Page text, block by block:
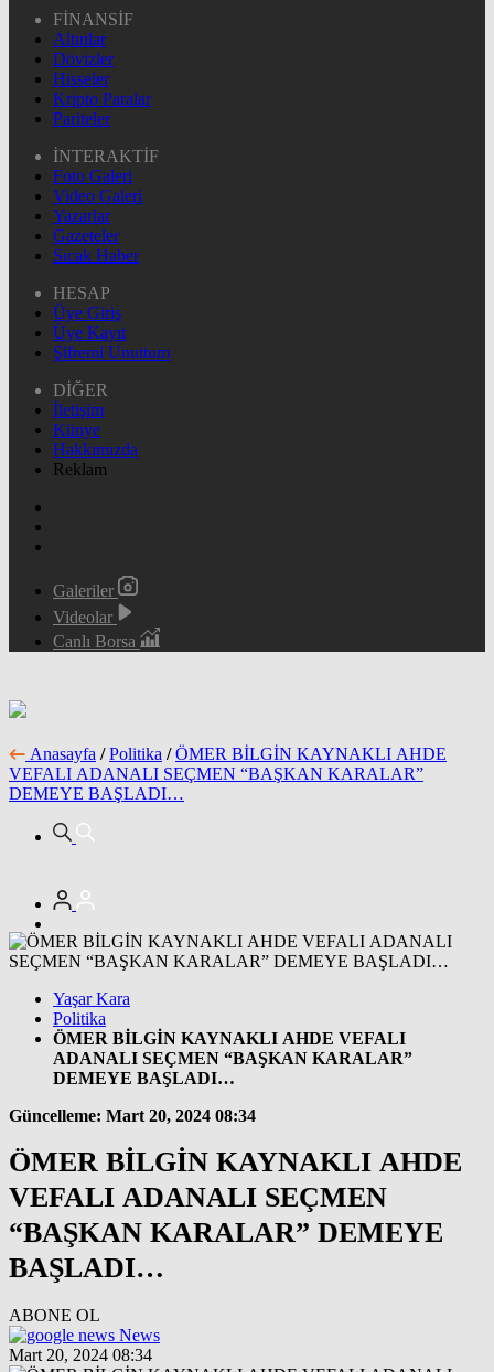
FİNANSİF
Altınlar
Dövizler
Hisseler
Kripto Paralar
Pariteler
İNTERAKTİF
Foto Galeri
Video Galeri
Yazarlar
Gazeteler
Sıcak Haber
HESAP
Üye Giriş
Üye Kayıt
Şifremi Unuttum
DİĞER
İletişim
Künye
Hakkımızda
Reklam
Galeriler
Videolar
Canlı Borsa
Anasayfa / Politika / ÖMER BİLGİN KAYNAKLI AHDE
VEFALI ADANALI SEÇMEN “BAŞKAN KARALAR”
DEMEYE BAŞLADI…
Yaşar Kara
Politika
ÖMER BİLGİN KAYNAKLI AHDE VEFALI
ADANALI SEÇMEN “BAŞKAN KARALAR”
DEMEYE BAŞLADI…
Güncelleme: Mart 20, 2024 08:34
ÖMER BİLGİN KAYNAKLI AHDE
VEFALI ADANALI SEÇMEN
“BAŞKAN KARALAR” DEMEYE
BAŞLADI…
ABONE OL
News
Mart 20, 2024 08:34